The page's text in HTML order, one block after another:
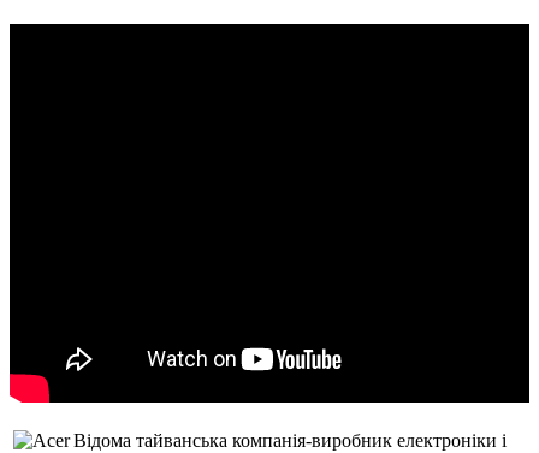
Відома тайванська компанія-виробник електроніки і